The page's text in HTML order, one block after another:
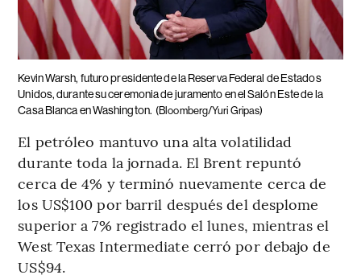
Kevin Warsh, futuro presidente de la Reserva Federal de Estados
Unidos, durante su ceremonia de juramento en el Salón Este de la
Casa Blanca en Washington. (Bloomberg/Yuri Gripas)
El petróleo mantuvo una alta volatilidad
durante toda la jornada. El Brent repuntó
cerca de 4% y terminó nuevamente cerca de
los US$100 por barril después del desplome
superior a 7% registrado el lunes, mientras el
West Texas Intermediate cerró por debajo de
US$94.